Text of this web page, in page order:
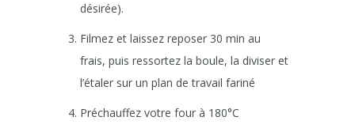
désirée).
Filmez et laissez reposer 30 min au
frais, puis ressortez la boule, la diviser et
l’étaler sur un plan de travail fariné
Préchauffez votre four à 180°C